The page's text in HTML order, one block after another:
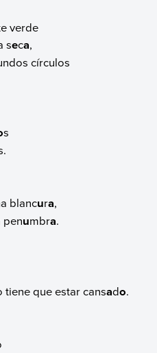
verde
seca,
círculos
s
blancura,
penumbra.
tiene que estar cansado.